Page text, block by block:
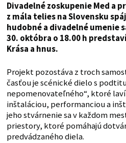
Divadelné zoskupenie Med a
z mála telies na Slovensku
hudobné a divadelné umenie
30. októbra o 18.00 h
Krása a hnus.
Projekt pozostáva z troch
časťou je scénické dielo s
nepomenovateľného“, ktoré
inštaláciou, performanciou a
jeho stvárnenie sa v každom
priestory, ktoré pomáhajú
predvádzaného diela.